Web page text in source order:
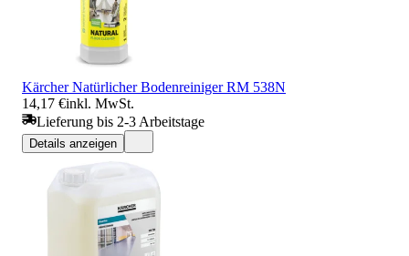
Kärcher Natürlicher Bodenreiniger RM 538N
14,17 €inkl. MwSt.
Lieferung bis 2-3 Arbeitstage
Details anzeigen